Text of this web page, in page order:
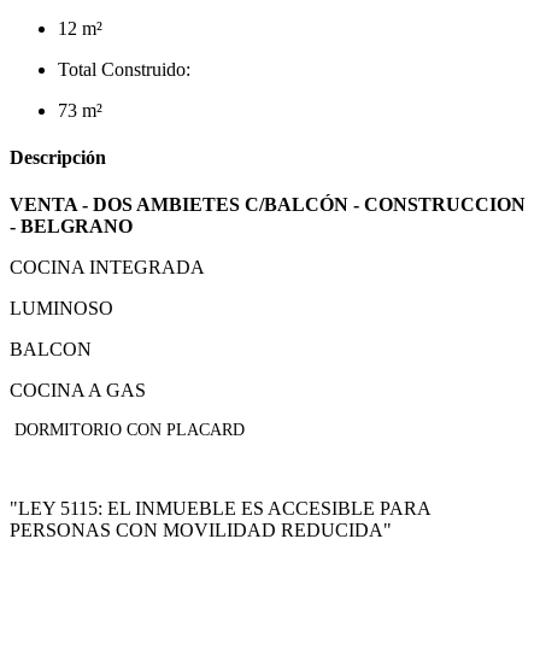
12 m²
Total Construido:
73 m²
Descripción
VENTA - DOS AMBIETES C/BALCÓN - CONSTRUCCION
- BELGRANO
COCINA INTEGRADA
LUMINOSO
BALCON
COCINA A GAS
DORMITORIO CON PLACARD
"LEY 5115: EL INMUEBLE ES ACCESIBLE PARA
PERSONAS CON MOVILIDAD REDUCIDA"